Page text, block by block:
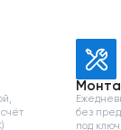
без
под ключ